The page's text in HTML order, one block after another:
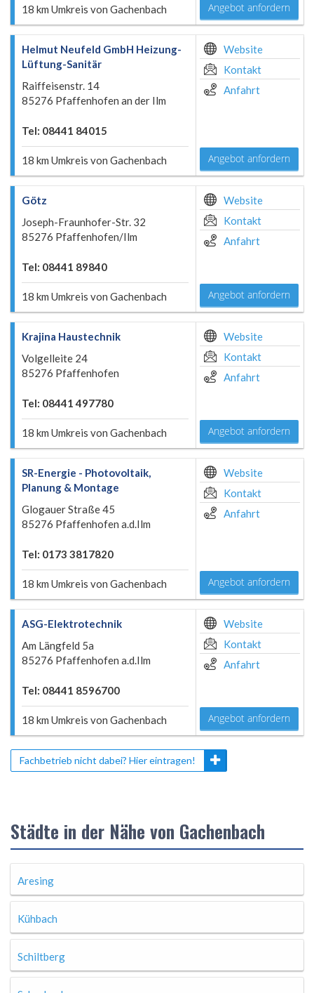
18 km Umkreis von Gachenbach Angebot anfordern
Helmut Neufeld GmbH Heizung-
Lüftung-Sanitär
Raiffeisenstr. 14
85276 Pfaffenhofen an der Ilm
Tel: 08441 84015
18 km Umkreis von Gachenbach
Website
Kontakt
Anfahrt
Angebot anfordern
Götz
Joseph-Fraunhofer-Str. 32
85276 Pfaffenhofen/Ilm
Tel: 08441 89840
18 km Umkreis von Gachenbach
Website
Kontakt
Anfahrt
Angebot anfordern
Krajina Haustechnik
Volgelleite 24
85276 Pfaffenhofen
Tel: 08441 497780
18 km Umkreis von Gachenbach
Website
Kontakt
Anfahrt
Angebot anfordern
SR-Energie - Photovoltaik,
Planung & Montage
Glogauer Straße 45
85276 Pfaffenhofen a.d.Ilm
Tel: 0173 3817820
18 km Umkreis von Gachenbach
Website
Kontakt
Anfahrt
Angebot anfordern
ASG-Elektrotechnik
Am Längfeld 5a
85276 Pfaffenhofen a.d.Ilm
Tel: 08441 8596700
18 km Umkreis von Gachenbach
Website
Kontakt
Anfahrt
Angebot anfordern
Fachbetrieb nicht dabei? Hier eintragen!
Städte in der Nähe von Gachenbach
Aresing
Kühbach
Schiltberg